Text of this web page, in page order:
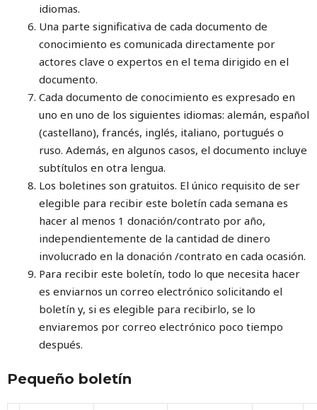
idiomas.
Una parte significativa de cada documento de
conocimiento es comunicada directamente por
actores clave o expertos en el tema dirigido en el
documento.
Cada documento de conocimiento es expresado en
uno en uno de los siguientes idiomas: alemán, español
(castellano), francés, inglés, italiano, portugués o
ruso. Además, en algunos casos, el documento incluye
subtítulos en otra lengua.
Los boletines son gratuitos. El único requisito de ser
elegible para recibir este boletín cada semana es
hacer al menos 1 donación/contrato por año,
independientemente de la cantidad de dinero
involucrado en la donación /contrato en cada ocasión.
Para recibir este boletín, todo lo que necesita hacer
es enviarnos un correo electrónico solicitando el
boletín y, si es elegible para recibirlo, se lo
enviaremos por correo electrónico poco tiempo
después.
Pequeño boletín